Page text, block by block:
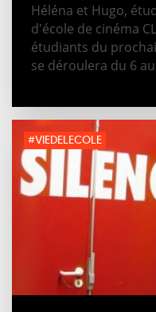
Héléna et Hugo,
d'école de cinéma
étudiants du
se déroulera du 6
#VIEDELECOLE